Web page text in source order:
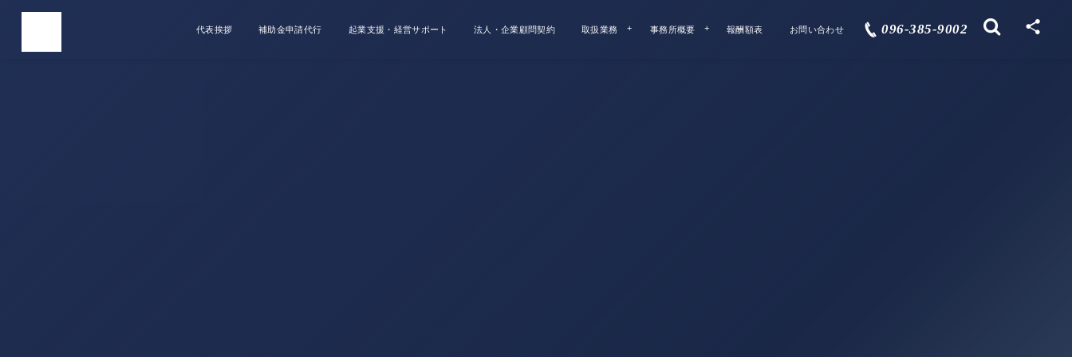
代表挨拶 補助金申請代行 起業支援・経営サポート 法人・企業顧問契約 取扱業務 事務所概要 報酬額表 お問い合わせ 096-385-9002